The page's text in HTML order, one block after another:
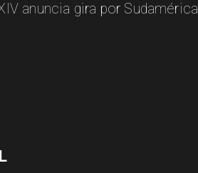
anuncia gira por Sudamérica